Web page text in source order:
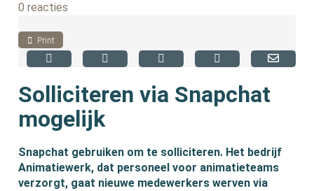
0 reacties
Print
Solliciteren via Snapchat
mogelijk
Snapchat gebruiken om te solliciteren. Het bedrijf
Animatiewerk, dat personeel voor animatieteams
verzorgt, gaat nieuwe medewerkers werven via